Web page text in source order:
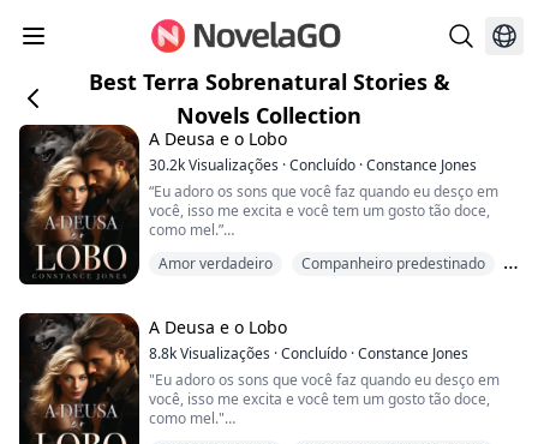
Best Terra Sobrenatural Stories &
Novels Collection
A Deusa e o Lobo
30.2kVisualizações ·Concluído ·Constance Jones
“Eu adoro os sons que você faz quando eu desço em
você, isso me excita e você tem um gosto tão doce,
como mel.”
Quando Charlie começou a sonhar com seu amante
Depois de finalmente conseguir o emprego dos
sonhos, Charlie conhece o CEO pela primeira vez,
apenas para descobrir que ele é o homem que tem
rea...
Amor verdadeiro
Companheiro predestinado
A Deusa e o Lobo
8.8kVisualizações ·Concluído ·Constance Jones
"Eu adoro os sons que você faz quando eu desço em
você, isso me excita e você tem um gosto tão doce,
como mel."